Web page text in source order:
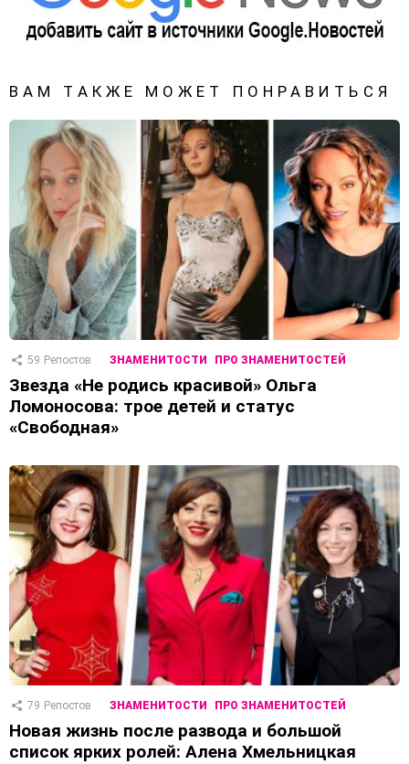
ВАМ ТАКЖЕ МОЖЕТ ПОНРАВИТЬСЯ
59 Репостов ЗНАМЕНИТОСТИ ПРО ЗНАМЕНИТОСТЕЙ
Звезда «Не родись красивой» Ольга
Ломоносова: трое детей и статус
«Свободная»
79 Репостов ЗНАМЕНИТОСТИ ПРО ЗНАМЕНИТОСТЕЙ
Новая жизнь после развода и большой
список ярких ролей: Алена Хмельницкая